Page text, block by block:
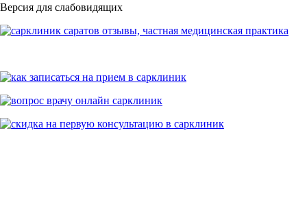
Версия для слабовидящих